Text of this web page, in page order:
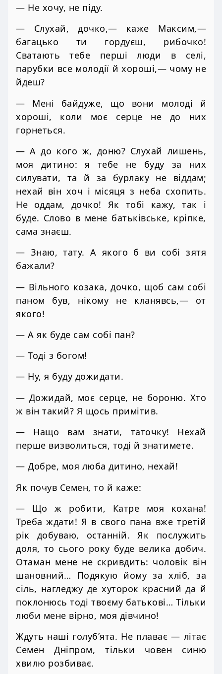
— Не хочу, не піду.
— Слухай, дочко,— каже Максим,—
багацько ти гордуєш, рибочко!
Сватають тебе перші люди в селі,
парубки все молодії й хороші,— чому не
йдеш?
— Мені байдуже, що вони молоді й
хороші, коли моє серце не до них
горнеться.
— А до кого ж, доню? Слухай лишень,
моя дитино: я тебе не буду за них
силувати, та й за бурлаку не віддам;
нехай він хоч і місяця з неба схопить.
Не оддам, дочко! Як тобі кажу, так і
буде. Слово в мене батьківське, кріпке,
сама знаєш.
— Знаю, тату. А якого б ви собі зятя
бажали?
— Вільного козака, дочко, щоб сам собі
паном був, нікому не кланявсь,— от
якого!
— А як буде сам собі пан?
— Тоді з богом!
— Ну, я буду дожидати.
— Дожидай, моє серце, не бороню. Хто
ж він такий? Я щось примітив.
— Нащо вам знати, таточку! Нехай
перше визволиться, тоді й знатимете.
— Добре, моя люба дитино, нехай!
Як почув Семен, то й каже:
— Що ж робити, Катре моя кохана!
Треба ждати! Я в свого пана вже третій
рік добуваю, останній. Як послужить
доля, то сього року буде велика добич.
Отаман мене не скривдить: чоловік він
шановний… Подякую йому за хліб, за
сіль, нагледжу де хуторок красний да й
поклонюсь тоді твоєму батькові… Тільки
люби мене вірно, моя дівчино!
Ждуть наші голуб’ята. Не плаває — літає
Семен Дніпром, тільки човен синю
хвилю розбиває.